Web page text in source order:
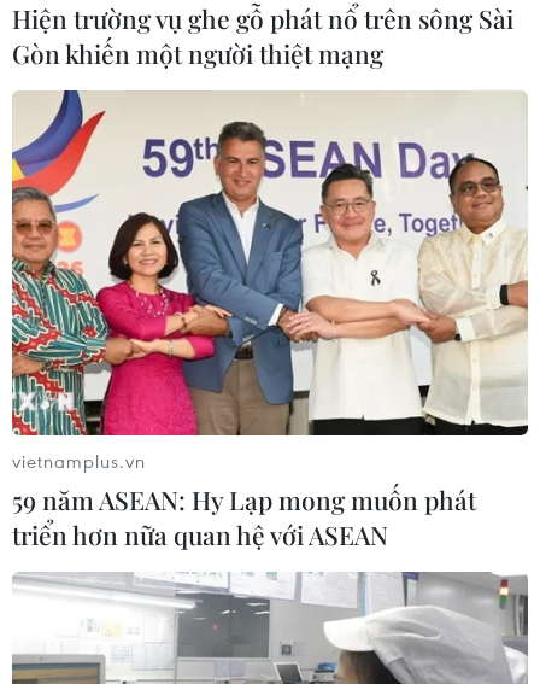
Hiện trường vụ ghe gỗ phát nổ trên sông Sài
Gòn khiến một người thiệt mạng
vietnamplus.vn
59 năm ASEAN: Hy Lạp mong muốn phát
triển hơn nữa quan hệ với ASEAN